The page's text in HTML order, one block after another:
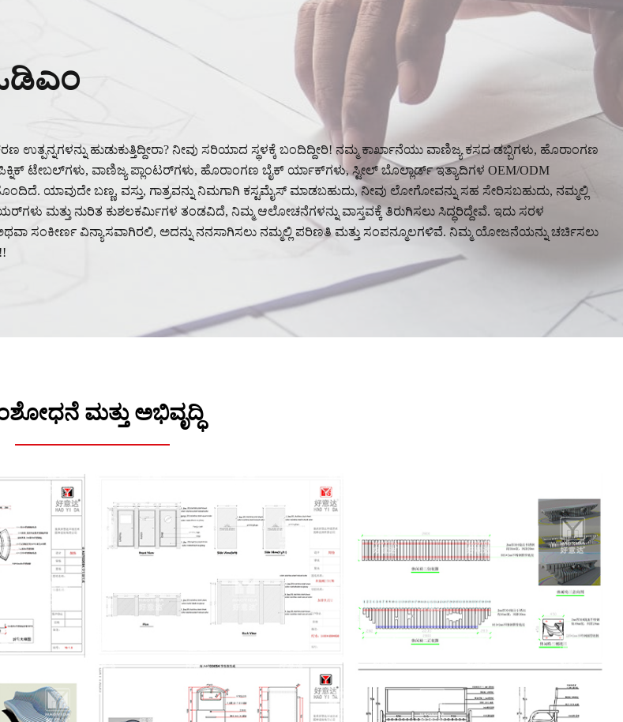
ಹುಡುಕುತ್ತಿದ್ದೀರಾ? ನೀವು ಸರಿಯಾದ ಸ್ಥಳಕ್ಕೆ ಬಂದಿದ್ದೀರಿ! ನಮ್ಮ ಕಾರ್ಖಾನೆಯು ವಾಣಿಜ್ಯ ಕಸದ ಡಬ್ಬಿಗಳು, ಹೊರಾಂಗಣ
ಟೇಬಲ್‌ಗಳು, ವಾಣಿಜ್ಯ ಪ್ಲಾಂಟರ್‌ಗಳು, ಹೊರಾಂಗಣ ಬೈಕ್ ರ್ಯಾಕ್‌ಗಳು, ಸ್ಟೀಲ್ ಬೊಲ್ಲಾರ್ಡ್ ಇತ್ಯಾದಿಗಳ OEM/ODM
ಯಾವುದೇ ಬಣ್ಣ, ವಸ್ತು, ಗಾತ್ರವನ್ನು ನಿಮಗಾಗಿ ಕಸ್ಟಮೈಸ್ ಮಾಡಬಹುದು, ನೀವು ಲೋಗೋವನ್ನು ಸಹ ಸೇರಿಸಬಹುದು, ನಮ್ಮಲ್ಲಿ
ಮತ್ತು ನುರಿತ ಕುಶಲಕರ್ಮಿಗಳ ತಂಡವಿದೆ, ನಿಮ್ಮ ಆಲೋಚನೆಗಳನ್ನು ವಾಸ್ತವಕ್ಕೆ ತಿರುಗಿಸಲು ಸಿದ್ಧರಿದ್ದೇವೆ. ಇದು ಸರಳ
ಸಂಕೀರ್ಣ ವಿನ್ಯಾಸವಾಗಿರಲಿ, ಅದನ್ನು ನನಸಾಗಿಸಲು ನಮ್ಮಲ್ಲಿ ಪರಿಣತಿ ಮತ್ತು ಸಂಪನ್ಮೂಲಗಳಿವೆ. ನಿಮ್ಮ ಯೋಜನೆಯನ್ನು ಚರ್ಚಿಸಲು
ಮತ್ತು ಅಭಿವೃದ್ಧಿ